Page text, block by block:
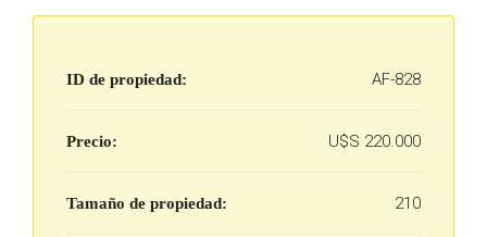
ID de propiedad: AF-828
Precio: U$S 220.000
Tamaño de propiedad: 210